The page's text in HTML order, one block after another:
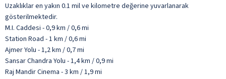
Uzaklıklar en yakın 0.1 mil ve kilometre değerine yuvarlanarak
gösterilmektedir.
M.I. Caddesi - 0,9 km / 0,6 mi
Station Road - 1 km / 0,6 mi
Ajmer Yolu - 1,2 km / 0,7 mi
Sansar Chandra Yolu - 1,4 km / 0,9 mi
Raj Mandir Cinema - 3 km / 1,9 mi